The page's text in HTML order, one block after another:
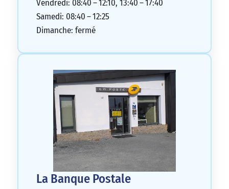
Vendredi: 08:40 – 12:10, 13:40 – 17:40
Samedi: 08:40 – 12:25
Dimanche: fermé
La Banque Postale